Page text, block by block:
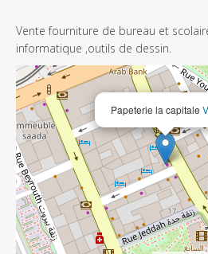
Vente fourniture de bureau et
informatique ,outils de dessin.
Papeterie la capitale